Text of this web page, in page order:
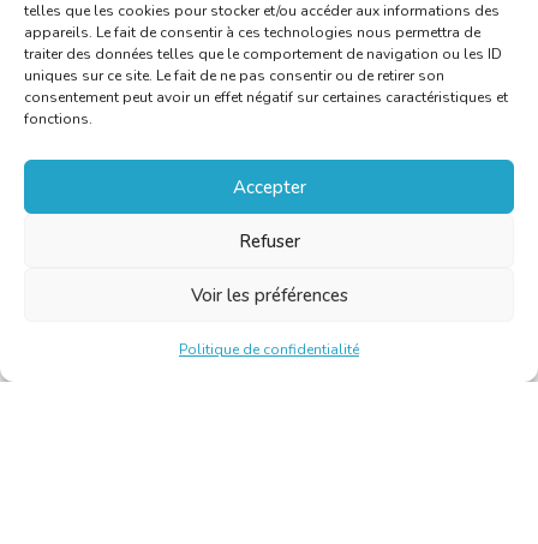
telles que les cookies pour stocker et/ou accéder aux informations des
appareils. Le fait de consentir à ces technologies nous permettra de
traiter des données telles que le comportement de navigation ou les ID
uniques sur ce site. Le fait de ne pas consentir ou de retirer son
consentement peut avoir un effet négatif sur certaines caractéristiques et
fonctions.
Accepter
Refuser
Voir les préférences
Politique de confidentialité